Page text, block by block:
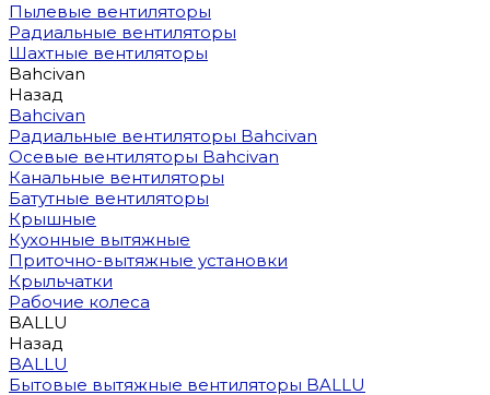
Пылевые вентиляторы
Радиальные вентиляторы
Шахтные вентиляторы
Bahcivan
Назад
Bahcivan
Радиальные вентиляторы Bahcivan
Осевые вентиляторы Bahcivan
Канальные вентиляторы
Батутные вентиляторы
Крышные
Кухонные вытяжные
Приточно-вытяжные установки
Крыльчатки
Рабочие колеса
BALLU
Назад
BALLU
Бытовые вытяжные вентиляторы BALLU